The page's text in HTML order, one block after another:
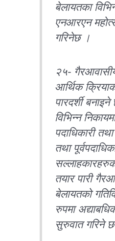
बेलायतका
एनआरएन
गरिनेछ ।
२५-
आर्थिक
पारदर्शी
विभिन्न
पदाधिकारी
तथा
तयार पारी
बेलायतको
रुपमा
सुरुवात गरिने